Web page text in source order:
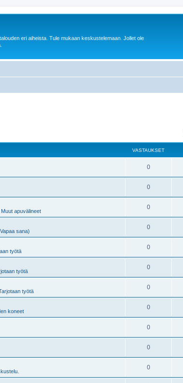
eri aiheista. Tule mukaan keskustelemaan. Jollet ole
VASTAUKSET
0
0
apuvälineet
0
sana)
0
työtä
0
työtä
0
työtä
0
koneet
0
0
0
0